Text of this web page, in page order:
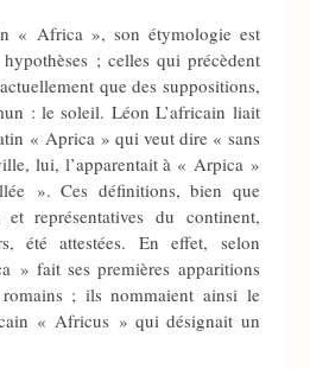
« Africa », son étymologie est
; celles qui précèdent
que des suppositions,
: le soleil. Léon L’africain liait
« Aprica » qui veut dire « sans
lui, l’apparentait à « Arpica »
». Ces définitions, bien que
et représentatives du continent,
été attestées. En effet, selon
» fait ses premières apparitions
; ils nommaient ainsi le
« Africus » qui désignait un